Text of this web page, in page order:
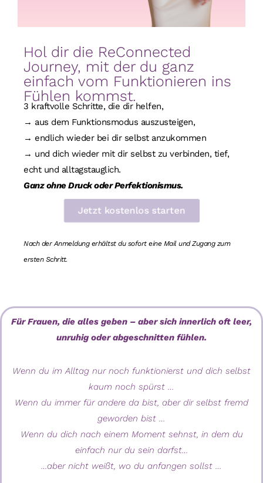
Hol dir die ReConnected
Journey, mit der du ganz
einfach vom Funktionieren ins
Fühlen kommst.
3 kraftvolle Schritte, die dir helfen,
→ aus dem Funktionsmodus auszusteigen,
→ endlich wieder bei dir selbst anzukommen
→ und dich wieder mit dir selbst zu verbinden, tief,
echt und alltagstauglich.
Ganz ohne Druck oder Perfektionismus.
Jetzt kostenlos starten
Nach der Anmeldung erhältst du sofort eine Mail und Zugang zum
ersten Schritt.
Für Frauen, die alles geben – aber sich innerlich oft leer,
unruhig oder abgeschnitten fühlen.
Wenn du im Alltag nur noch funktionierst und dich selbst
kaum noch spürst …
Wenn du immer für andere da bist, aber dir selbst fremd
geworden bist …
Wenn du dich nach einem Moment sehnst, in dem du
einfach nur du sein darfst…
…aber nicht weißt, wo du anfangen sollst …